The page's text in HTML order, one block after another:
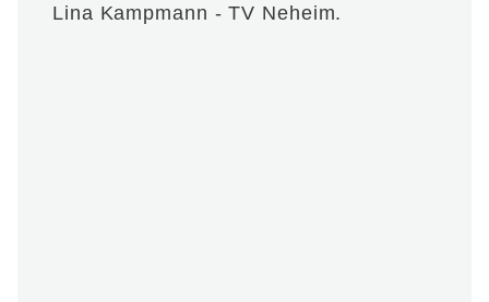
Lina Kampmann - TV Neheim.